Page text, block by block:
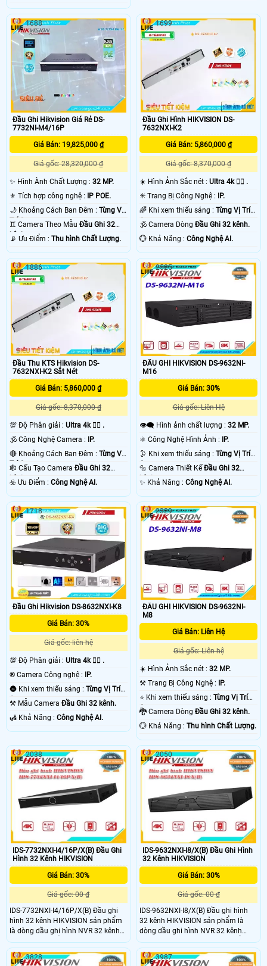
'
Đầu Ghi Hikvision Giá Rẻ DS-
7732NI-M4/16P
Giá Bán: 19,825,000 ₫
Giá gốc: 28,320,000 ₫
✨ Hình Ành Chất Lượng : 32 MP.
⚜️ Tích hợp công nghệ : IP POE.
🌙 Khoảng Cách Ban Đêm : Từng Vị
Trí Camera .
♊ Camera Theo Mẫu Đầu Ghi 32
kênh.
️📡 Ưu Điểm : Thu hình Chất Lượng.
1688
Đầu Ghi Hình HIKVISION DS-
7632NXI-K2
Giá Bán: 5,860,000 ₫
Giá gốc: 8,370,000 ₫
☀️ Hình Ảnh Sắc nét :Ultra 4k 👍🏾 .
✳️ Trang Bị Công Nghệ : IP.
🌈 Khi xem thiếu sáng :Từng Vị Trí
Camera .
🕉️ Camera DòngĐầu Ghi 32 kênh.
️💮 Khả Năng :Công Nghệ AI.
1699
Đầu Thu KTS Hikvision DS-
7632NXI-K2 Sắt Nét
Giá Bán: 5,860,000 ₫
Giá gốc: 8,370,000 ₫
💯 Độ Phân giải : Ultra 4k 👍🏾 .
🕉️ Công Nghệ Camera : IP.
🔴 Khoảng Cách Ban Đêm : Từng Vị
Trí Camera .
🕸️ Cấu Tạo Camera Đầu Ghi 32
kênh.
️☣️ Ưu Điểm : Công Nghệ AI.
1886
ĐẦU GHI HIKVISION DS-9632NI-
M16
Giá Bán: 30%
Giá gốc: Liên Hệ
👁️‍🗨 Hình ảnh chất lượng :32 MP.
⚛️ Công Nghệ Hình Ảnh : IP.
🌛 Khi xem thiếu sáng :Từng Vị Trí
Camera .
🔩 Camera Thiết KếĐầu Ghi 32
kênh.
️✨ Khả Năng :Công Nghệ AI.
2525
Đầu Ghi Hikvision DS-8632NXI-K8
Giá Bán: 30%
Giá gốc: liên hệ
💯 Độ Phân giải : Ultra 4k 👍🏾 .
®️ Camera Công nghệ :
IP.
🌚 Khi xem thiếu sáng : Từng Vị Trí
Camera .
⚒ Mẫu Camera Đầu Ghi 32 kênh.
️🛃 Khả Năng : Công Nghệ AI.
1718
ĐẦU GHI HIKVISION DS-9632NI-
M8
Giá Bán: Liên Hệ
Giá gốc: Liên hệ
☀️ Hình Ảnh Sắc nét :32 MP.
⚒ Trang Bị Công Nghệ :
IP.
⭐ Khi xem thiếu sáng :Từng Vị Trí
Camera .
🐉️ Camera DòngĐầu Ghi 32 kênh.
️💮 Khả Năng :Thu hình Chất Lượng.
2329
IDS-7732NXI-I4/16P/X(B) Đầu Ghi
Hình 32 Kênh HIKVISION
Giá Bán: 30%
Giá gốc: 00 ₫
IDS-7732NXI-I4/16P/X(B) Đầu ghi
hình 32 kênh HIKVISION sản phẩm
là dòng dầu ghi hình NVR 32 kênh
camera POE Hỗ trợ camera tối đa
12 Megapixel. Hỗ trợ 16ch Nhận
diện & phân tích 32 thư viện và
2038
IDS-9632NXI-I8/X(B) Đầu Ghi Hình
32 Kênh HIKVISION
Giá Bán: 30%
Giá gốc: 00 ₫
IDS-9632NXI-I8/X(B) Đầu ghi hình
32 kênh HIKVISION sản phẩm là
dòng dầu ghi hình NVR 32 kênh
camera tối đa 12 Megapixel. Hỗ trợ
16ch Nhận diện & phân tích 32 thư
viện và 100,000 khuôn mặt. Xuất
2050
3828 3987